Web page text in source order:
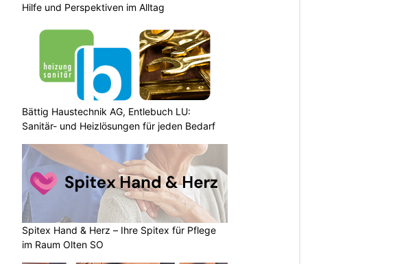
Hilfe und Perspektiven im Alltag
Bättig Haustechnik AG, Entlebuch LU:
Sanitär- und Heizlösungen für jeden Bedarf
Spitex Hand & Herz – Ihre Spitex für Pflege
im Raum Olten SO